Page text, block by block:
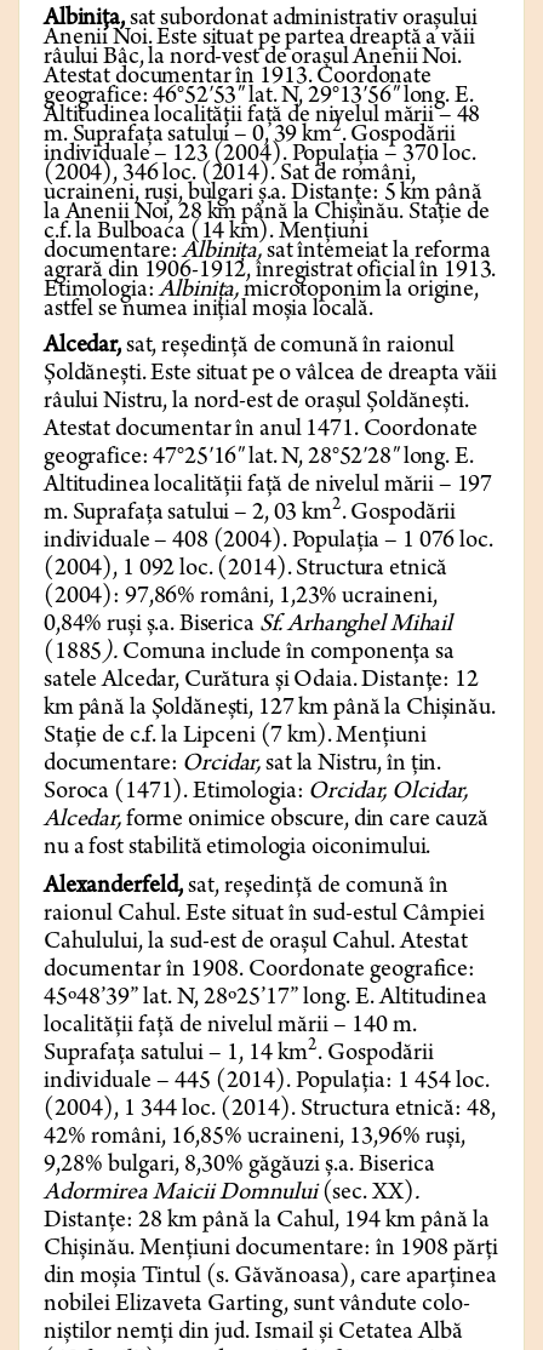
Albinița,sat subordonat administrativ orașului
Anenii Noi. Este situat pe partea dreaptă a văii
râului Bâc, la nord-vest de orașul Anenii Noi.
Atestat documentar în 1913. Coordonate
geografice: 46°52′53″ lat. N, 29°13′56″ long. E.
Altitudinea localității față de nivelul mării – 48
m. Suprafața satului – 0, 39 km2. Gospodării
individuale – 123 (2004). Populația – 370 loc.
(2004), 346 loc. (2014). Sat de români,
ucraineni, ruși, bulgari ș.a. Distanțe: 5 km până
la Anenii Noi, 28 km până la Chișinău. Stație de
c.f. la Bulboaca (14 km). Mențiuni
documentare:Albinița,sat întemeiat la reforma
agrară din 1906-1912, înregistrat oficial în 1913.
Etimologia:Albinița,microtoponim la origine,
astfel se numea inițial moșia locală.
Alcedar,sat, reședință de comună în raionul
Șoldănești. Este situat pe o vâlcea de dreapta văii
râului Nistru, la nord-est de orașul Șoldănești.
Atestat documentar în anul 1471. Coordonate
geografice: 47°25′16″ lat. N, 28°52′28″ long. E.
Altitudinea localității față de nivelul mării – 197
m. Suprafața satului – 2, 03 km2. Gospodării
individuale – 408 (2004). Populația – 1 076 loc.
(2004), 1 092 loc. (2014). Structura etnică
(2004): 97,86% români, 1,23% ucraineni,
0,84% ruși ș.a. Biserica Sf. Arhanghel Mihail
(1885). Comuna include în componența sa
satele Alcedar, Curătura și Odaia. Distanțe: 12
km până la Șoldănești, 127 km până la Chișinău.
Stație de c.f. la Lipceni (7 km). Mențiuni
documentare: Orcidar,sat la Nistru, în țin.
Soroca (1471). Etimologia: Orcidar, Olcidar,
Alcedar,forme onimice obscure, din care cauză
nu a fost stabilită etimologia oiconimului.
Alexanderfeld,sat, reședință de comună în
raionul Cahul. Este si­tuat în sud-estul Câmpiei
Cahulului, la sud-est de orașul Cahul. Atestat
documentar în 1908. Coordonate geografice:
45º48’39” lat. N, 28º25’17” long. E. Altitudinea
localității față de nivelul mării – 140 m.
Suprafața satului – 1, 14 km2. Gospodării
individuale – 445 (2014). Populația: 1 454 loc.
(2004), 1 344 loc. (2014). Structura etnică: 48,
42% români, 16,85% ucraineni, 13,96% ruși,
9,28% bulgari, 8,30% găgăuzi ș.a. Bi­serica
Adormirea Maicii Domnului(sec. XX).
Distanțe: 28 km până la Cahul, 194 km până la
Chișinău. Mențiuni documentare: în 1908 părți
din moșia Tintul (s. Găvănoasa), care aparținea
nobilei Elizaveta Garting, sunt vândute colo­
niștilor nemți din jud. Ismail și Cetatea Albă